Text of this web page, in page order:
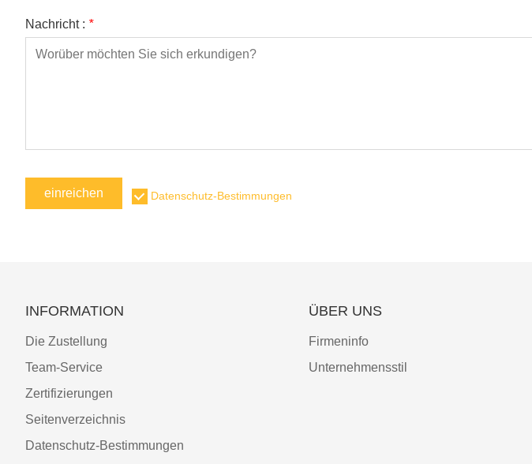
Nachricht : *
einreichen Datenschutz-Bestimmungen
INFORMATION
Die Zustellung
Team-Service
Zertifizierungen
Seitenverzeichnis
Datenschutz-Bestimmungen
ÜBER UNS
Firmeninfo
Unternehmensstil